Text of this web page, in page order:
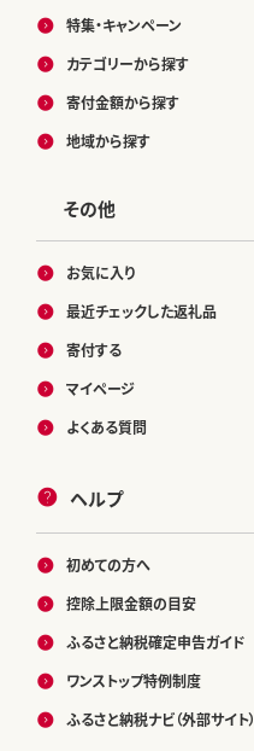
特集・キャンペーン
カテゴリーから探す
寄付金額から探す
地域から探す
その他
お気に入り
最近チェックした返礼品
寄付する
マイページ
よくある質問
ヘルプ
初めての方へ
控除上限金額の目安
ふるさと納税確定申告ガイド
ワンストップ特例制度
ふるさと納税ナビ（外部サイト）